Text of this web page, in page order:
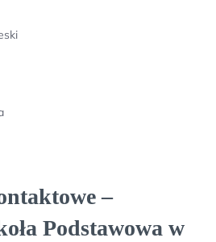
–
Podstawowa w